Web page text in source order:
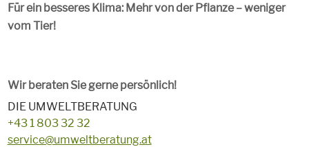
Für ein besseres Klima: Mehr von der Pflanze – weniger
vom Tier!
Wir beraten Sie gerne persönlich!
DIE UMWELTBERATUNG
+43 1 803 32 32
service@umweltberatung.at